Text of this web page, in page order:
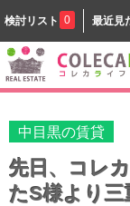
検討リスト 0 最近見
中目黒の賃貸
先日、コレ
たS様より